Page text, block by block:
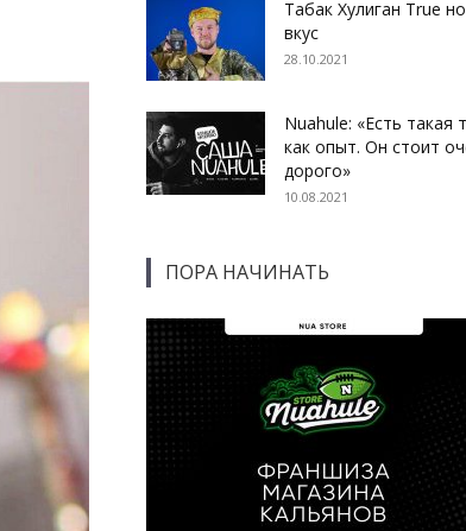
Табак Хулиган True
вкус
28.10.2021
Nuahule: «Есть такая
как опыт. Он стоит
дорого»
10.08.2021
ПОРА НАЧИНАТЬ